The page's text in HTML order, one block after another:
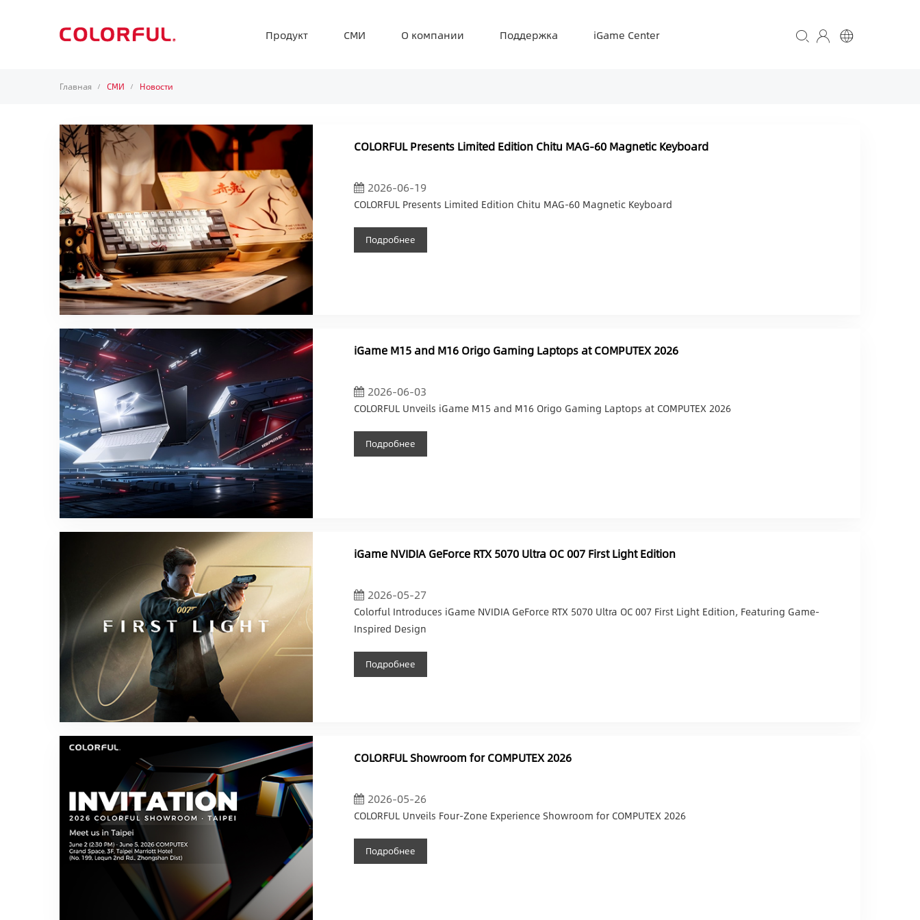
Продукт СМИ О компании Поддержка iGame Center
Главная / СМИ / Новости
COLORFUL Presents Limited Edition Chitu MAG-60 Magnetic Keyboard
2026-06-19
COLORFUL Presents Limited Edition Chitu MAG-60 Magnetic Keyboard
Подробнее
iGame M15 and M16 Origo Gaming Laptops at COMPUTEX 2026
2026-06-03
COLORFUL Unveils iGame M15 and M16 Origo Gaming Laptops at COMPUTEX 2026
Подробнее
iGame NVIDIA GeForce RTX 5070 Ultra OC 007 First Light Edition
2026-05-27
Colorful Introduces iGame NVIDIA GeForce RTX 5070 Ultra OC 007 First Light Edition, Featuring Game-
Inspired Design
Подробнее
COLORFUL Showroom for COMPUTEX 2026
2026-05-26
COLORFUL Unveils Four-Zone Experience Showroom for COMPUTEX 2026
Подробнее